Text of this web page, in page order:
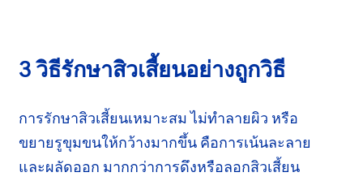
3 วิธีรักษาสิวเสี้ยนอย่างถูกวิธี
การรักษาสิวเสี้ยนเหมาะสม ไม่ทำลายผิว หรือ
ขยายรูขุมขนให้กว้างมากขึ้น คือการเน้นละลาย
และผลัดออก มากกว่าการดึงหรือลอกสิวเสี้ยน